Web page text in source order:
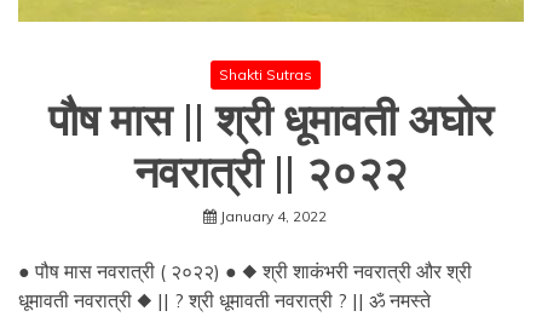
Shakti Sutras
पौष मास || श्री धूमावती अघोर
नवरात्री || २०२२
January 4, 2022
● पौष मास नवरात्री ( २०२२) ● ◆ श्री शाकंभरी नवरात्री और श्री
धूमावती नवरात्री ◆ || ? श्री धूमावती नवरात्री ? || ॐ नमस्ते